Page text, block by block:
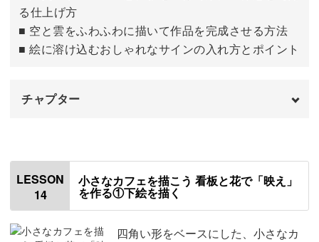
る仕上げ方
■ 空と雲をふわふわに描いて作品を完成させる方法
■ 絵に溶け込むおしゃれなサインの入れ方とポイント
チャプター
残りの花と草を描く
家を仕上げる
サインの入れ方 17:52
LESSON
14
小さなカフェを描こう 看板と花で「映え」
を作る①下絵を描く
四角い形をベースにした、小さなカ